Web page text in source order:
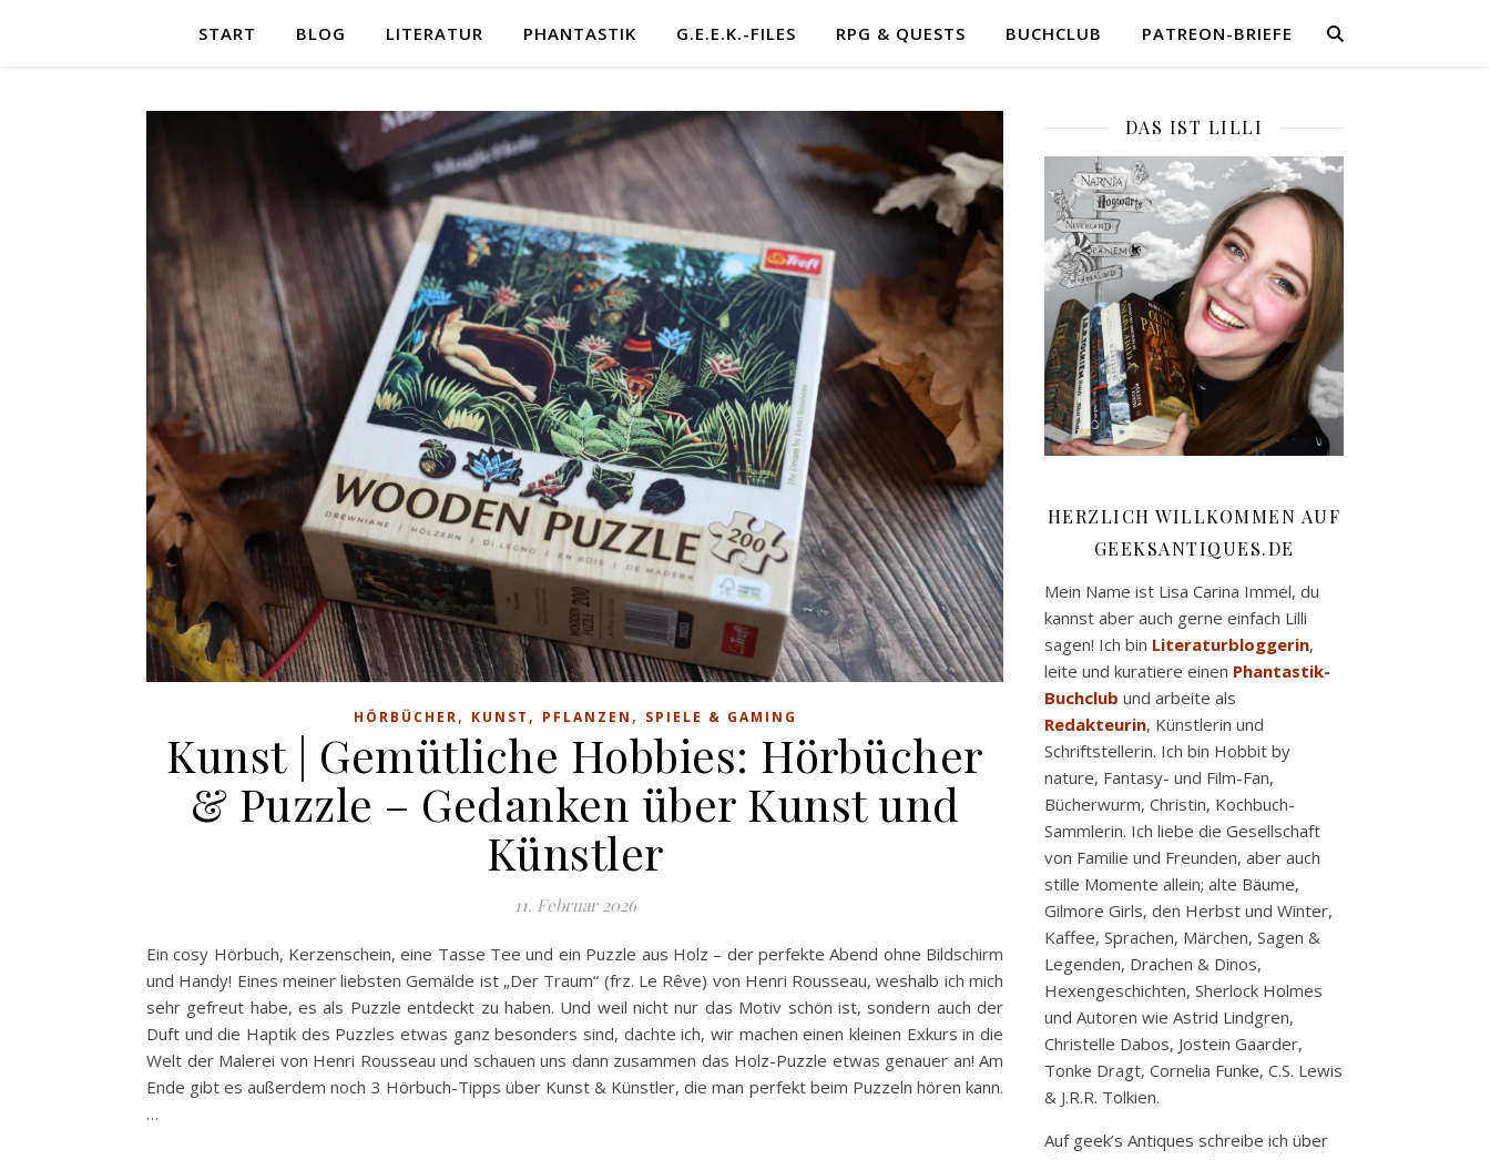
START BLOG LITERATUR PHANTASTIK G.E.E.K.-FILES RPG & QUESTS BUCHCLUB PATREON-BRIEFE
HÖRBÜCHER, KUNST , PFLANZEN , SPIELE & GAMING
Kunst | Gemütliche Hobbies: Hörbücher
& Puzzle – Gedanken über Kunst und
Künstler
11. Februar 2026
Ein cosy Hörbuch, Kerzenschein, eine Tasse Tee und ein Puzzle aus Holz – der perfekte Abend ohne Bildschirm
und Handy! Eines meiner liebsten Gemälde ist „Der Traum“ (frz. Le Rêve) von Henri Rousseau, weshalb ich mich
sehr gefreut habe, es als Puzzle entdeckt zu haben. Und weil nicht nur das Motiv schön ist, sondern auch der
Duft und die Haptik des Puzzles etwas ganz besonders sind, dachte ich, wir machen einen kleinen Exkurs in die
Welt der Malerei von Henri Rousseau und schauen uns dann zusammen das Holz-Puzzle etwas genauer an! Am
Ende gibt es außerdem noch 3 Hörbuch-Tipps über Kunst & Künstler, die man perfekt beim Puzzeln hören kann.
…
DAS IST LILLI
HERZLICH WILLKOMMEN AUF
GEEKSANTIQUES.DE
Mein Name ist Lisa Carina Immel, du
kannst aber auch gerne einfach Lilli
sagen! Ich bin Literaturbloggerin,
leite und kuratiere einen Phantastik-
Buchclub und arbeite als
Redakteurin, Künstlerin und
Schriftstellerin. Ich bin Hobbit by
nature, Fantasy- und Film-Fan,
Bücherwurm, Christin, Kochbuch-
Sammlerin. Ich liebe die Gesellschaft
von Familie und Freunden, aber auch
stille Momente allein; alte Bäume,
Gilmore Girls, den Herbst und Winter,
Kaffee, Sprachen, Märchen, Sagen &
Legenden, Drachen & Dinos,
Hexengeschichten, Sherlock Holmes
und Autoren wie Astrid Lindgren,
Christelle Dabos, Jostein Gaarder,
Tonke Dragt, Cornelia Funke, C.S. Lewis
& J.R.R. Tolkien.
Auf geek’s Antiques schreibe ich über